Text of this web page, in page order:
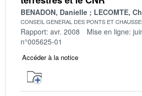
BENADON, Danielle LECOMTE,
CONSEIL GENERAL DES PONTS ET
Rapport: avr. 2008 Mise en ligne:
n°005625-01
Accéder à la notice